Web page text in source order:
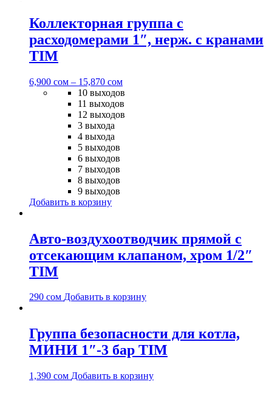
Коллекторная группа с
расходомерами 1″, нерж. с кранами
TIM
6,900 сом – 15,870 сом
10 выходов
11 выходов
12 выходов
3 выхода
4 выхода
5 выходов
6 выходов
7 выходов
8 выходов
9 выходов
Добавить в корзину
Авто-воздухоотводчик прямой с
отсекающим клапаном, хром 1/2″
TIM
290 сом Добавить в корзину
Группа безопасности для котла,
МИНИ 1″-3 бар TIM
1,390 сом Добавить в корзину